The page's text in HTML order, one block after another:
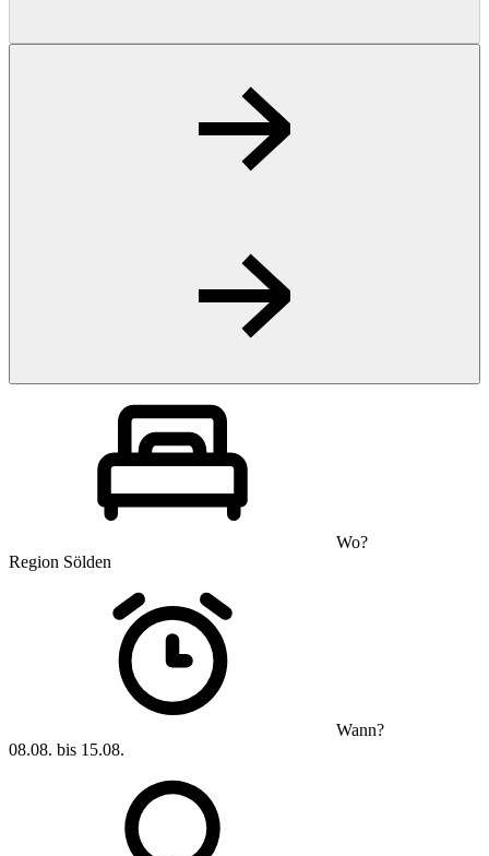
Wo?
Region Sölden
Wann?
08.08. bis 15.08.